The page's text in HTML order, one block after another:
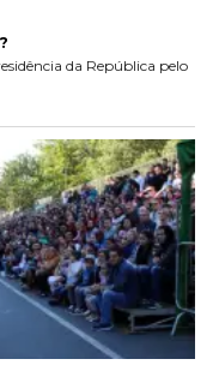
da República pelo